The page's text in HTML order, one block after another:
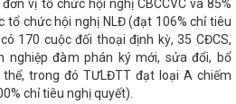
Hà Tĩnh phấn đấu thành lập
lớn cho thương hiệu Hà Tĩnh tại Hội
ứng xăng E10 trên toàn quốc từ
Hà Tĩnh”
Tổ chức thành
Khai mạc Hội chợ triển
năm 2022
Khai mạc Phiên
vị tổ chức hội nghị CBCCVC và 85%
tổ chức hội nghị NLĐ (đạt 106% chỉ tiêu
170 cuộc đối thoại định kỳ, 35 CĐCS,
nghiệp đàm phán ký mới, sửa đổi, bổ
trong đó TƯLĐTT đạt loại A chiếm
chỉ tiêu nghị quyết).